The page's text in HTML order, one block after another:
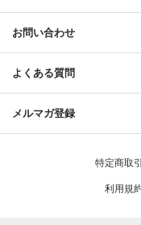
お問い合わせ
よくある質問
メルマガ登録
特定商取
利用規